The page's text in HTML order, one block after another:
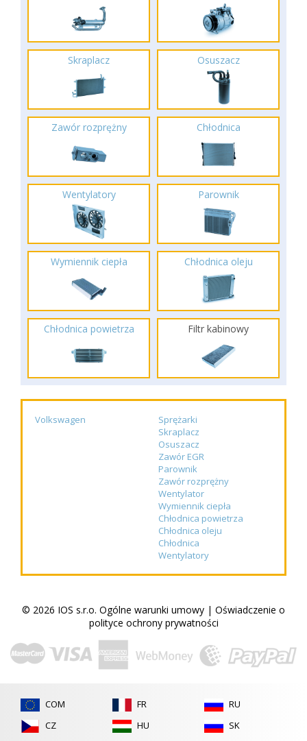
Skraplacz Osuszacz
Zawór rozprężny Chłodnica
Wentylatory Parownik
Wymiennik ciepła Chłodnica oleju
Chłodnica powietrza Filtr kabinowy
Volkswagen
Sprężarki
Skraplacz
Osuszacz
Zawór EGR
Parownik
Zawór rozprężny
Wentylator
Wymiennik ciepła
Chłodnica powietrza
Chłodnica oleju
Chłodnica
Wentylatory
© 2026 IOS s.r.o. Ogólne warunki umowy | Oświadczenie o
polityce ochrony prywatności
COM
CZ
FR
HU
RU
SK